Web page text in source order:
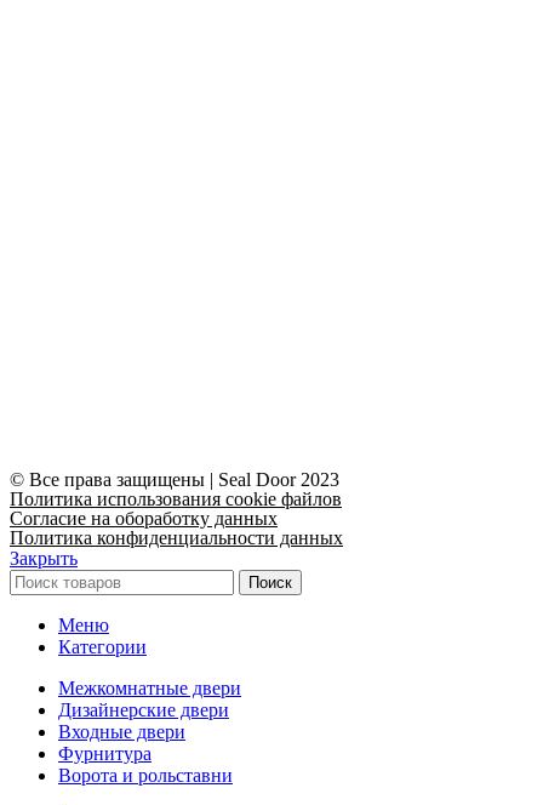
© Все права защищены | Seal Door 2023
Политика использования cookie файлов
Согласие на обоработку данных
Политика конфиденциальности данных
Закрыть
Поиск
Меню
Категории
Межкомнатные двери
Дизайнерские двери
Входные двери
Фурнитура
Ворота и рольставни